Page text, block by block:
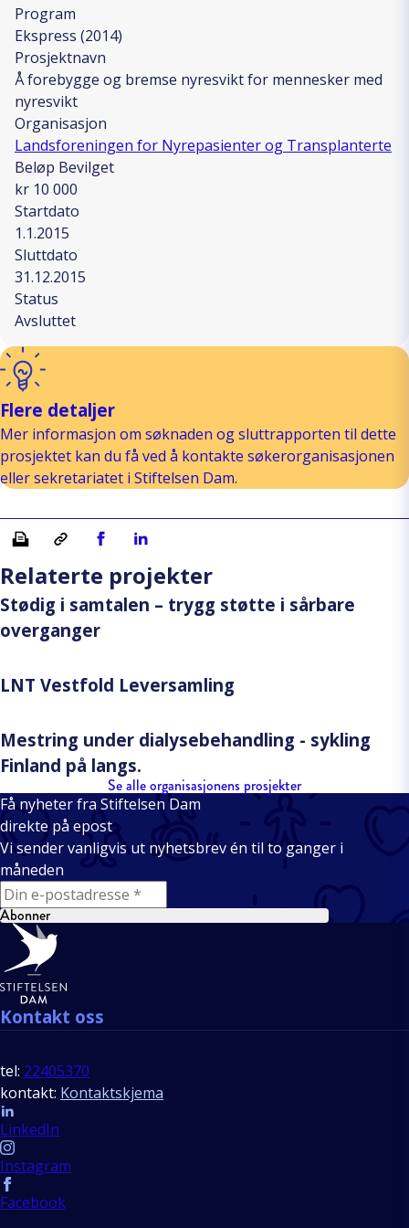
Program
Ekspress (2014)
Prosjektnavn
Å forebygge og bremse nyresvikt for mennesker med
nyresvikt
Organisasjon
Landsforeningen for Nyrepasienter og Transplanterte
Beløp Bevilget
kr 10 000
Startdato
1.1.2015
Sluttdato
31.12.2015
Status
Avsluttet
Flere detaljer
Mer informasjon om søknaden og sluttrapporten til dette
prosjektet kan du få ved å kontakte søkerorganisasjonen
eller sekretariatet i Stiftelsen Dam.
Skriv ut Kopiera länkDel på Facebook
Del på Linkedin
Relaterte projekter
Stødig i samtalen – trygg støtte i sårbare
overganger
LNT Vestfold Leversamling
Mestring under dialysebehandling - sykling
Finland på langs.
Se alle organisasjonens prosjekter
Få nyheter fra Stiftelsen Dam
direkte på epost
Vi sender vanligvis ut nyhetsbrev én til to ganger i
måneden
E-mail
Abonner
Bunntekst
Kontakt oss
tel: 22405370
kontakt: Kontaktskjema
Follow us
LinkedIn
Instagram
Facebook